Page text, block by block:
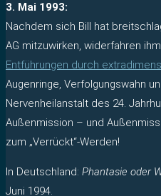
3. Mai 1993:
Nachdem sich Bill hat
AG mitzuwirken, widerfahren
Entführungen durch
Augenringe, Verfolgungswahn
Nervenheilanstalt des 24.
Außenmission – und
zum „Verrückt“-Werden!
In Deutschland: Phantasie oder
Juni 1994.